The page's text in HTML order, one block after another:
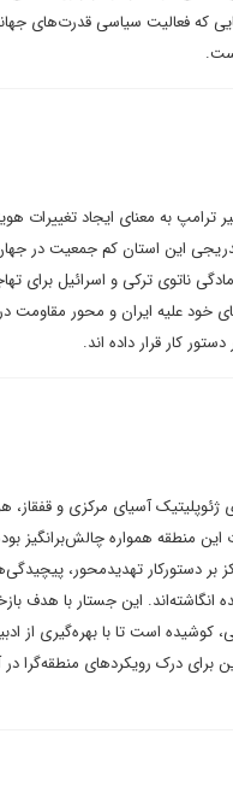
که فعالیت سیاسی قدرت‌های
به معنای ایجاد تغییرات
این استان کم جمعیت در
ناتوی ترکی و اسرائیل برای
علیه ایران و محور مقاومت در
کار قرار داده اند.
آسیای مرکزی و قفقاز،
این منطقه همواره چالش‌برانگیز
دستورکار تهدیدمحور،
این جستار با هدف
است تا با بهره‌گیری از
برای درک رویکردهای منطقه‌گرا